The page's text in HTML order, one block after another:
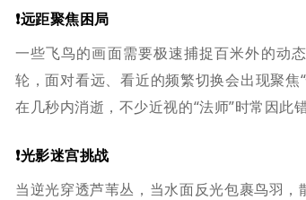
❗️远距聚焦困局
一些飞鸟的画面需要极速捕捉百米外的动
轮，面对看远、看近的频繁切换会出现聚
在几秒内消逝，不少近视的“法师”时常因此
❗️光影迷宫挑战
当逆光穿透芦苇丛，当水面反光包裹鸟羽